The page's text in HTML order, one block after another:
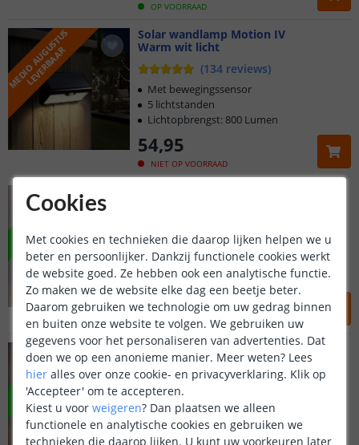
OP VOORRAAD
M
E
D
I
O
A
U
G
U
S
T
U
S
L
E
V
E
R
B
A
A
R
Solar wandlamp Motion IV
Warm wit licht
(134 reviews)
NIET OP VOORRAAD
54,95
Met bewegingssensor
5 lichtstanden
Lichtopbrengst: 800 Lumen
VOORDEELSET
OP VOORRAAD
99,90 84,95
Extra groot model
USB-oplaadbaar
Voordeelset van 2 stuks
VOORDEELSET
Voordeelset 4 stuks | Olaf
Up-down - Warm wit
( 1 reviews)
Up-downlight zonder snoeren
Lichtopbrengst 100 Lumen
Voordeelset van 4 stuks
Klantbeoordeling 9.1
Voor 23:45 uur besteld,morgen in huis
Cookies
Met cookies en technieken die daarop lijken helpen we u
beter en persoonlijker. Dankzij functionele cookies werkt
de website goed. Ze hebben ook een analytische functie.
Zo maken we de website elke dag een beetje beter.
Daarom gebruiken we technologie om uw gedrag binnen
en buiten onze website te volgen. We gebruiken uw
gegevens voor het personaliseren van advertenties. Dat
doen we op een anonieme manier. Meer weten? Lees
hier alles over onze cookie- en privacyverklaring. Klik op
'Accepteer' om te accepteren.
Kiest u voor weigeren? Dan plaatsen we alleen
functionele en analytische cookies en gebruiken we
technieken die daarop lijken. U kunt uw voorkeuren later